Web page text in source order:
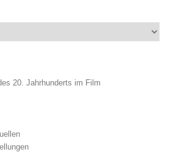
20. Jahrhunderts im Film